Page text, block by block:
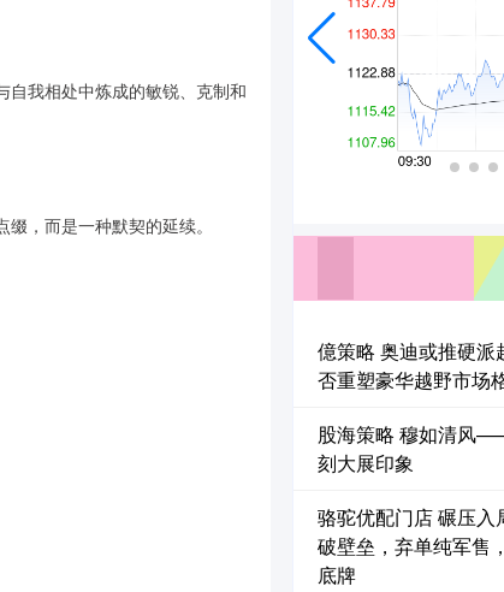
我相处中炼成的敏锐、克制和
，而是一种默契的延续。
億策略 奥迪或推硬
否重塑豪华越野市场
股海策略 穆如清风
刻大展印象
骆驼优配门店 碾压
破壁垒，弃单纯军售
底牌